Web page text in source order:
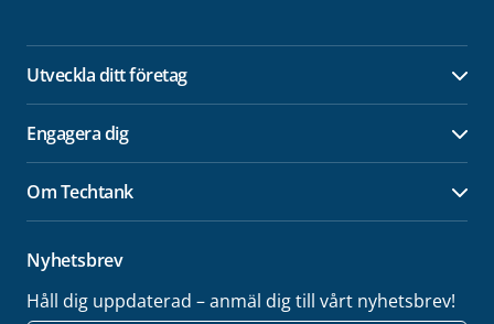
Utveckla ditt företag
Engagera dig
Om Techtank
Nyhetsbrev
Håll dig uppdaterad – anmäl dig till vårt nyhetsbrev!